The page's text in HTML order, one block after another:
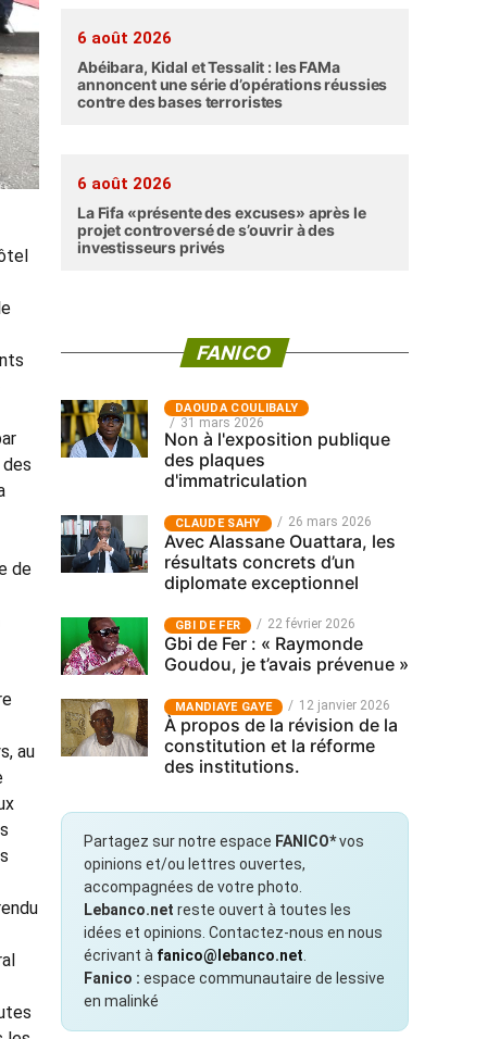
de
au
6 août 2026
Abéibara, Kidal et Tessalit : les FAMa
annoncent une série d’opérations réussies
contre des bases terroristes
6 août 2026
La Fifa «présente des excuses» après le
projet controversé de s’ouvrir à des
investisseurs privés
FANICO
‎DAOUDA COULIBALY
31 mars 2026
Non à l'exposition publique
des plaques
d'immatriculation
CLAUDE SAHY 26 mars 2026
Avec Alassane Ouattara, les
résultats concrets d’un
diplomate exceptionnel
GBI DE FER 22 février 2026
Gbi de Fer : « Raymonde
Goudou, je t’avais prévenue »
MANDIAYE GAYE 12 janvier 2026
À propos de la révision de la
constitution et la réforme
des institutions.
Partagez sur notre espace FANICO*vos
opinions et/ou lettres ouvertes,
accompagnées de votre photo.
Lebanco.net reste ouvert à toutes les
idées et opinions. Contactez-nous en nous
écrivant à fanico@lebanco.net
Fanico : espace communautaire de lessive
en malinké